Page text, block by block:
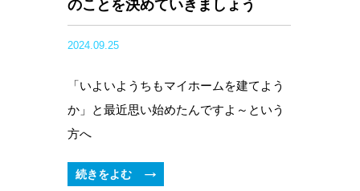
のことを決めていきましょう
2024.09.25
「いよいようちもマイホームを建てよう
か」と最近思い始めたんですよ～という
方へ
続きをよむ